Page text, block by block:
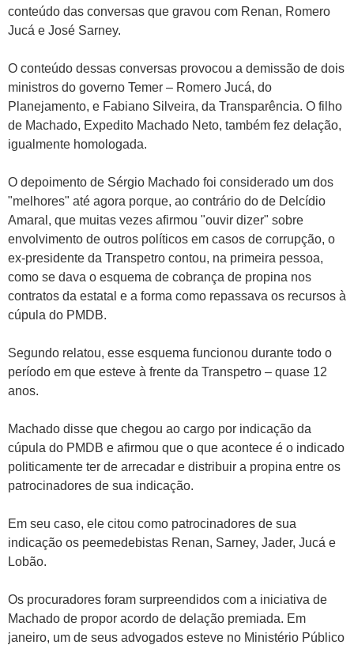
conteúdo das conversas que gravou com Renan, Romero
Jucá e José Sarney.
O conteúdo dessas conversas provocou a demissão de dois
ministros do governo Temer – Romero Jucá, do
Planejamento, e Fabiano Silveira, da Transparência. O filho
de Machado, Expedito Machado Neto, também fez delação,
igualmente homologada.
O depoimento de Sérgio Machado foi considerado um dos
"melhores" até agora porque, ao contrário do de Delcídio
Amaral, que muitas vezes afirmou "ouvir dizer" sobre
envolvimento de outros políticos em casos de corrupção, o
ex-presidente da Transpetro contou, na primeira pessoa,
como se dava o esquema de cobrança de propina nos
contratos da estatal e a forma como repassava os recursos à
cúpula do PMDB.
Segundo relatou, esse esquema funcionou durante todo o
período em que esteve à frente da Transpetro – quase 12
anos.
Machado disse que chegou ao cargo por indicação da
cúpula do PMDB e afirmou que o que acontece é o indicado
politicamente ter de arrecadar e distribuir a propina entre os
patrocinadores de sua indicação.
Em seu caso, ele citou como patrocinadores de sua
indicação os peemedebistas Renan, Sarney, Jader, Jucá e
Lobão.
Os procuradores foram surpreendidos com a iniciativa de
Machado de propor acordo de delação premiada. Em
janeiro, um de seus advogados esteve no Ministério Público